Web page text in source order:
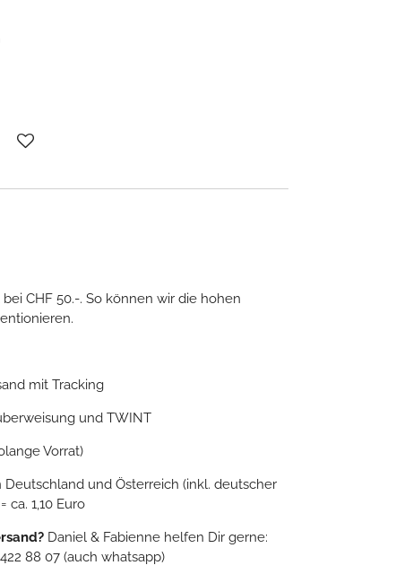
CHF 50.-. So können wir die hohen
mit Tracking
und TWINT
Vorrat)
und Österreich (inkl. deutscher
ca. 1,10 Euro
Daniel & Fabienne helfen Dir gerne:
88 07 (auch whatsapp)